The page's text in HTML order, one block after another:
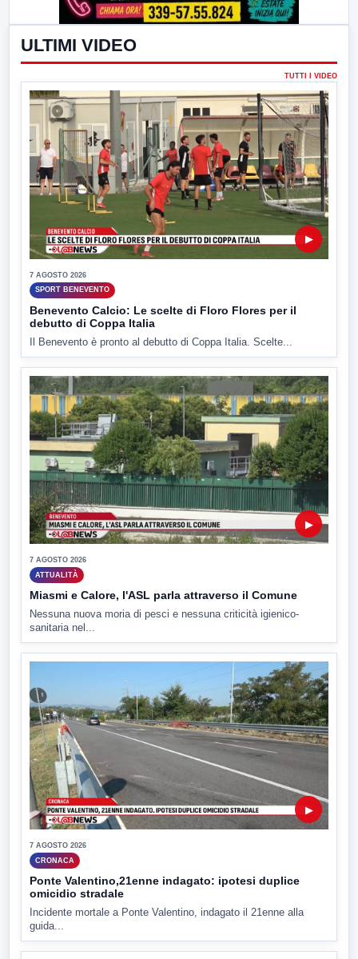
ULTIMI VIDEO
TUTTI I VIDEO
▶
7 AGOSTO 2026
SPORT BENEVENTO
Benevento Calcio: Le scelte di Floro Flores per il
debutto di Coppa Italia
Il Benevento è pronto al debutto di Coppa Italia. Scelte...
▶
7 AGOSTO 2026
ATTUALITÀ
Miasmi e Calore, l'ASL parla attraverso il Comune
Nessuna nuova moria di pesci e nessuna criticità igienico-
sanitaria nel...
▶
7 AGOSTO 2026
CRONACA
Ponte Valentino,21enne indagato: ipotesi duplice
omicidio stradale
Incidente mortale a Ponte Valentino, indagato il 21enne alla
guida...